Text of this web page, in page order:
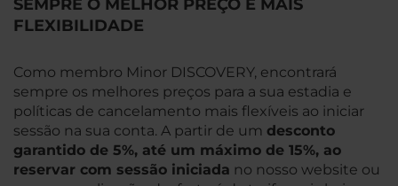
SEMPRE O MELHOR PREÇO E MAIS
FLEXIBILIDADE
Como membro Minor DISCOVERY, encontrará
sempre os melhores preços para a sua estadia e
políticas de cancelamento mais flexíveis ao iniciar
sessão na sua conta. A partir de um desconto
garantido de 5%, até um máximo de 15%, ao
reservar com sessão iniciada no nosso website ou